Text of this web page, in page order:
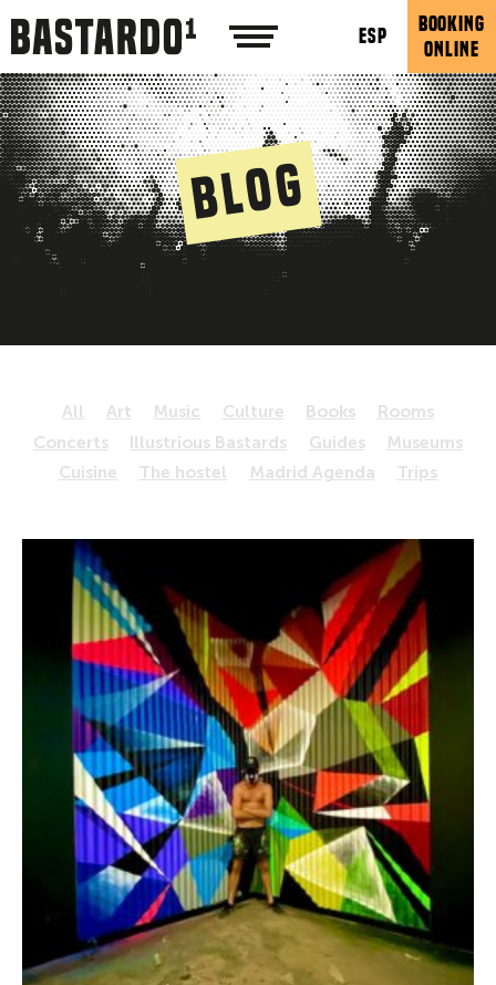
ESP
BOOKING
ONLINE
Blog
All Art Music Culture Books
Rooms
Concerts
Illustrious Bastards Guides
Museums
Cuisine
The hostel Madrid Agenda Trips